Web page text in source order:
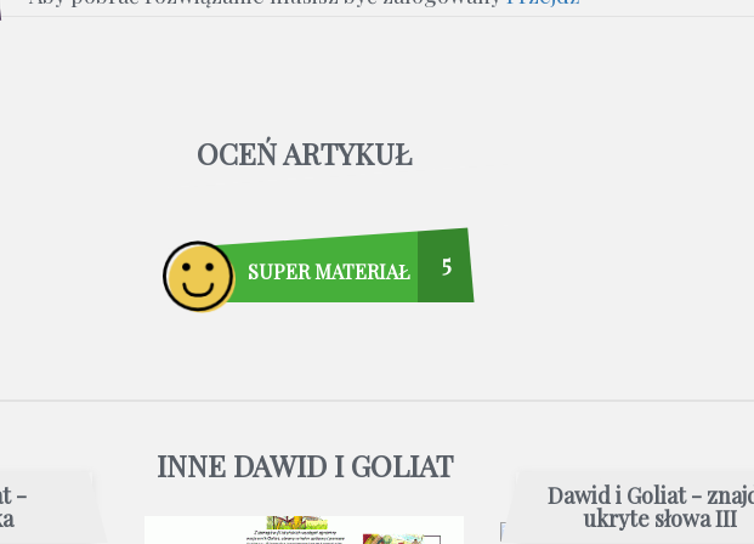
OCEŃ ARTYKUŁ
SUPER MATERIAŁ 5
INNE DAWID I GOLIAT
- Dawid i Goliat -
ukryte słowa III